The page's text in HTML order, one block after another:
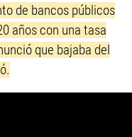
de bancos públicos
años con una tasa
que bajaba del